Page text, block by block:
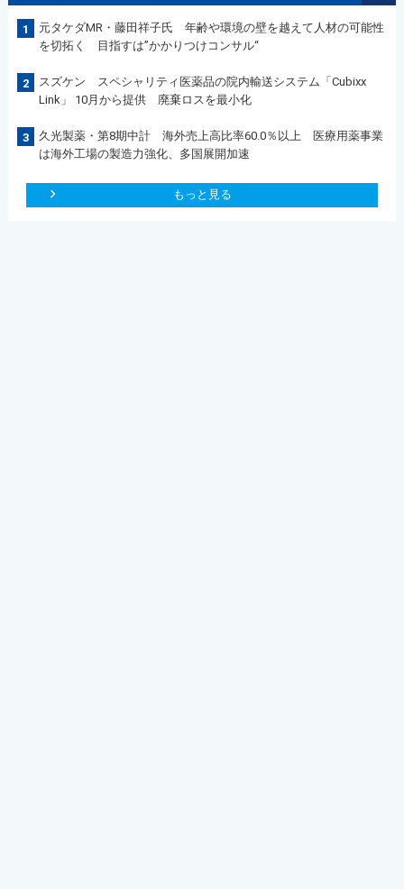
1
元タケダMR・藤田祥子氏 年齢や環境の壁を越えて人材の可能性
を切拓く 目指すは”かかりつけコンサル“
2
スズケン スペシャリティ医薬品の院内輸送システム「Cubixx
Link」 10月から提供 廃棄ロスを最小化
3
久光製薬・第8期中計 海外売上高比率60.0％以上 医療用薬事業
は海外工場の製造力強化、多国展開加速
もっと見る